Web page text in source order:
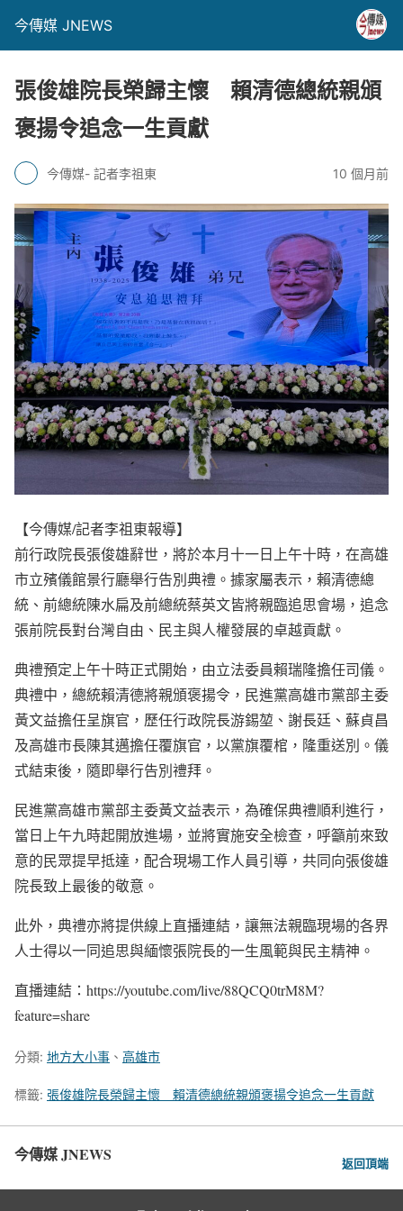
今傳媒 JNEWS
張俊雄院長榮歸主懷 賴清德總統親頒
褒揚令追念一生貢獻
今傳媒- 記者李祖東 10 個月前
【今傳媒/記者李祖東報導】
前行政院長張俊雄辭世，將於本月十一日上午十時，在高雄
市立殯儀館景行廳舉行告別典禮。據家屬表示，賴清德總
統、前總統陳水扁及前總統蔡英文皆將親臨追思會場，追念
張前院長對台灣自由、民主與人權發展的卓越貢獻。
典禮預定上午十時正式開始，由立法委員賴瑞隆擔任司儀。
典禮中，總統賴清德將親頒褒揚令，民進黨高雄市黨部主委
黃文益擔任呈旗官，歷任行政院長游錫堃、謝長廷、蘇貞昌
及高雄市長陳其邁擔任覆旗官，以黨旗覆棺，隆重送別。儀
式結束後，隨即舉行告別禮拜。
民進黨高雄市黨部主委黃文益表示，為確保典禮順利進行，
當日上午九時起開放進場，並將實施安全檢查，呼籲前來致
意的民眾提早抵達，配合現場工作人員引導，共同向張俊雄
院長致上最後的敬意。
此外，典禮亦將提供線上直播連結，讓無法親臨現場的各界
人士得以一同追思與緬懷張院長的一生風範與民主精神。
直播連結：https://youtube.com/live/88QCQ0trM8M?
feature=share
分類: 地方大小事 、 高雄市
標籤: 張俊雄院長榮歸主懷 賴清德總統親頒褒揚令追念一生貢獻
今傳媒 JNEWS 返回頂端